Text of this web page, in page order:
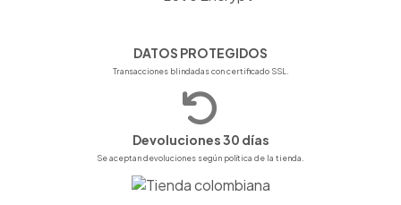
DATOS PROTEGIDOS
Transacciones blindadas con certificado SSL.
Devoluciones 30 días
Se aceptan devoluciones según política de la tienda.